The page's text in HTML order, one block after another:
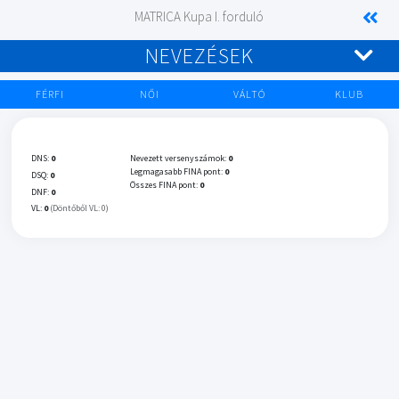
MATRICA Kupa I. forduló
NEVEZÉSEK
FÉRFI NŐI VÁLTÓ KLUB
DNS: 0
DSQ: 0
DNF: 0
VL: 0 (Döntőből VL: 0)
Nevezett versenyszámok: 0
Legmagasabb FINA pont: 0
Összes FINA pont: 0